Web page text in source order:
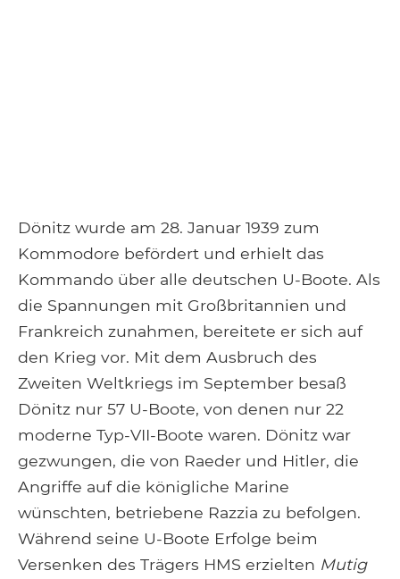
Dönitz wurde am 28. Januar 1939 zum
Kommodore befördert und erhielt das
Kommando über alle deutschen U-Boote. Als
die Spannungen mit Großbritannien und
Frankreich zunahmen, bereitete er sich auf
den Krieg vor. Mit dem Ausbruch des
Zweiten Weltkriegs im September besaß
Dönitz nur 57 U-Boote, von denen nur 22
moderne Typ-VII-Boote waren. Dönitz war
gezwungen, die von Raeder und Hitler, die
Angriffe auf die königliche Marine
wünschten, betriebene Razzia zu befolgen.
Während seine U-Boote Erfolge beim
Versenken des Trägers HMS erzielten Mutig